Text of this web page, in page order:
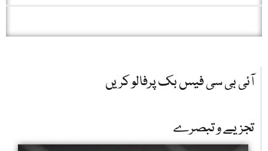
آئی بی سی فیس بک پرفالو کریں
تجزیے و تبصرے